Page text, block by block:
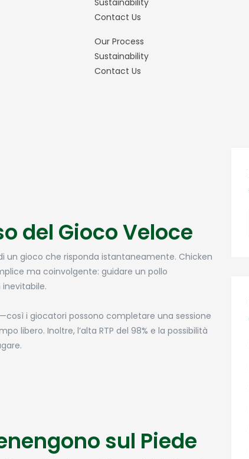
Sustainability
Contact Us
Our Process
Sustainability
Contact Us
del Gioco Veloce
un gioco che risponda istantaneamente. Chicken
ma coinvolgente: guidare un pollo
i giocatori possono completare una sessione
libero. Inoltre, l’alta RTP del 98% e la possibilità
sul Piede